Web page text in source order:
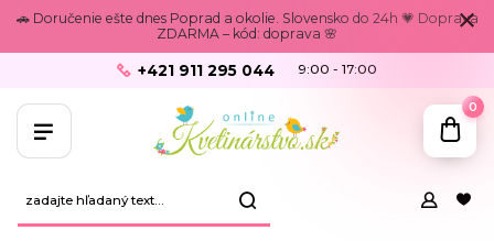
🚗 Doručenie ešte dnes Poprad a okolie. Slovensko do 24h 💗 Doprava
ZDARMA – kód: doprava 🌸
+421 911 295 044 9:00 - 17:00
0